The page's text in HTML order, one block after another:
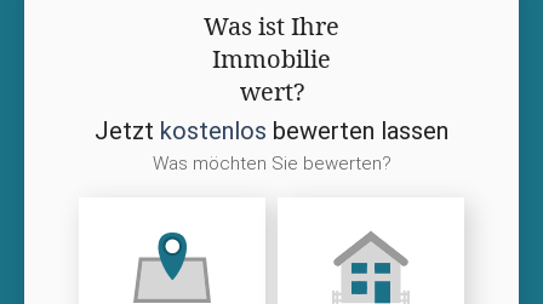
Was ist Ihre
Immobilie
wert?
Jetzt kostenlos bewerten lassen
Was möchten Sie bewerten?